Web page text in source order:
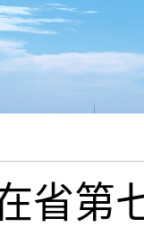
省第